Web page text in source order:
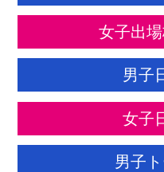
女子出
男子
女子
男子